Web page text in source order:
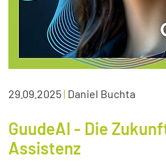
29.09.2025| Daniel Buchta
GuudeAI - Die
Assistenz